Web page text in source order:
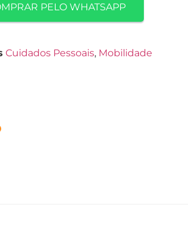
PELO WHATSAPP
Cuidados Pessoais, Mobilidade